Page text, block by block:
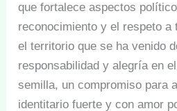
que fortalece aspectos
reconocimiento y el respeto a
el territorio que se ha venido
responsabilidad y alegría en
semilla, un compromiso para
identitario fuerte y con amor